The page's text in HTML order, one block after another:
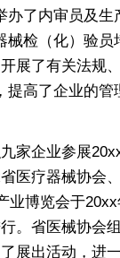
办了内审员及生
械检（化）验员
展了有关法规
提高了企业的管
企业参展
医疗器械协会
业博览会于
。省医械协会
展出活动，进